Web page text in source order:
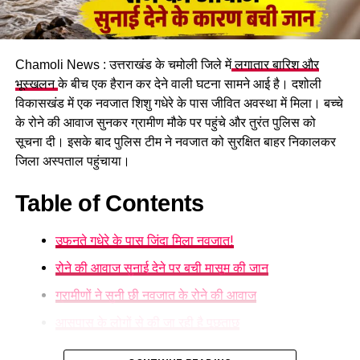
15 हजार फीट से अधिक ऊंचाई पर स्थित
के चमोली जिले में समुद्र तल से 15 हजार फीट से अधिक की ऊंचाई पर
स्थित है। सात बर्फीली चोटियों से घिरे इस पवित्र स्थल के बीच स्थित
बड़ी संख्या में दर्शन के लिए पहुंचते हैं
Chamoli News : उत्तराखंड के चमोली जिले मेंलगातार बारिश और
भूस्खलनके बीच एक हैरान कर देने वाली घटना सामने आई है। दशोली
विकासखंड में एक नवजात शिशु गधेरे के पास जीवित अवस्था में मिला। बच्चे
के रोने की आवाज सुनकर ग्रामीण मौके पर पहुंचे और तुरंत पुलिस को
सूचना दी। इसके बाद पुलिस टीम ने नवजात को सुरक्षित बाहर निकालकर
जिला अस्पताल पहुंचाया।
Table of Contents
उफनते गधेरे के पास जिंदा मिला नवजात!
रोने की आवाज सुनाई देने पर बची मासूम की जान
ग्रामीणों ने सुनी छी नवजात के रोने की आवाज